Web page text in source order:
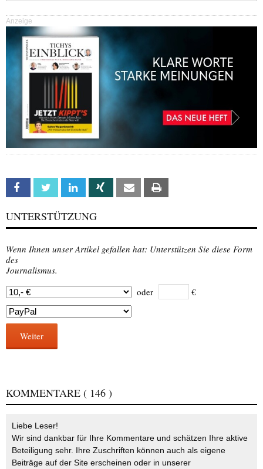
Anzeige
Facebook Twitter Linkedin Xing Email
UNTERSTÜTZUNG
Wenn Ihnen unser Artikel gefallen hat: Unterstützen Sie diese Form
des
Journalismus.
oder
€
Weiter
KOMMENTARE ( 146 )
Liebe Leser!
Wir sind dankbar für Ihre Kommentare und schätzen Ihre aktive
Beteiligung sehr. Ihre Zuschriften können auch als eigene
Beiträge auf der Site erscheinen oder in unserer